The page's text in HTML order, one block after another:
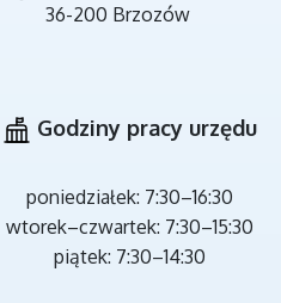
36-200 Brzozów
Godziny pracy urzędu
poniedziałek: 7:30–16:30
wtorek–czwartek: 7:30–15:30
piątek: 7:30–14:30